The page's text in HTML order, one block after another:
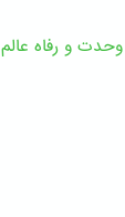
وحدت و رفاه عالم